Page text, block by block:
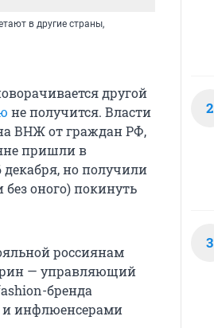
в другие страны,
другой
не получится. Власти
ВНЖ от граждан РФ,
пришли в
но получили
оного) покинуть
россиянам
— управляющий
бренда
и инфлюенсерами
2
3